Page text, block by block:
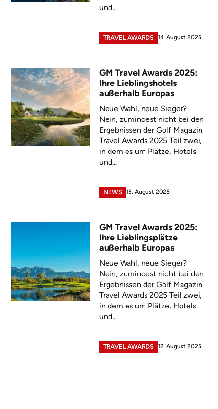
und...
TRAVEL AWARDS 14. August 2025
GM Travel Awards 2025:
Ihre Lieblingshotels
außerhalb Europas
Neue Wahl, neue Sieger?
Nein, zumindest nicht bei den
Ergebnissen der Golf Magazin
Travel Awards 2025 Teil zwei,
in dem es um Plätze, Hotels
und...
NEWS 13. August 2025
GM Travel Awards 2025:
Ihre Lieblingsplätze
außerhalb Europas
Neue Wahl, neue Sieger?
Nein, zumindest nicht bei den
Ergebnissen der Golf Magazin
Travel Awards 2025 Teil zwei,
in dem es um Plätze, Hotels
und...
TRAVEL AWARDS 12. August 2025